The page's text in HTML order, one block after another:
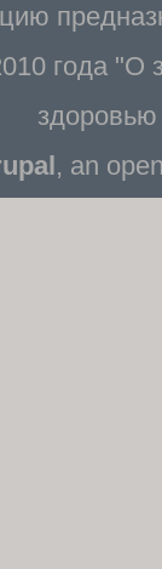
года "О
, an